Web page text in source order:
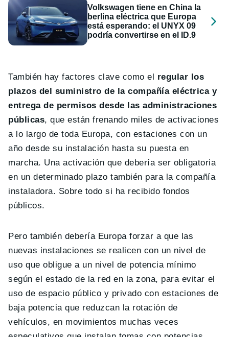
Volkswagen tiene en China la
berlina eléctrica que Europa
está esperando: el UNYX 09
podría convertirse en el ID.9
También hay factores clave como el regular los
plazos del suministro de la compañía eléctrica y
entrega de permisos desde las administraciones
públicas, que están frenando miles de activaciones
a lo largo de toda Europa, con estaciones con un
año desde su instalación hasta su puesta en
marcha. Una activación que debería ser obligatoria
en un determinado plazo también para la compañía
instaladora. Sobre todo si ha recibido fondos
públicos.
Pero también debería Europa forzar a que las
nuevas instalaciones se realicen con un nivel de
uso que obligue a un nivel de potencia mínimo
según el estado de la red en la zona, para evitar el
uso de espacio público y privado con estaciones de
baja potencia que reduzcan la rotación de
vehículos, en movimientos muchas veces